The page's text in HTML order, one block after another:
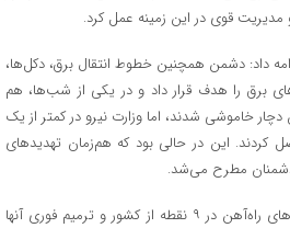
مدیریت قوی در این زمینه عمل کرد.
داد: دشمن همچنین خطوط انتقال برق، دکل‌ها،
برق را هدف قرار داد و در یکی از شب‌ها، هم
خاموشی شدند، اما وزارت نیرو در کمتر از یک
کردند. این در حالی بود که هم‌زمان تهدید‌های
دشمنان مطرح می‌شد.
وی با اشاره به حمله دشمن به پل‌های راه‌آهن در ۹ نقطه از کشور و ترمیم فوری آنها